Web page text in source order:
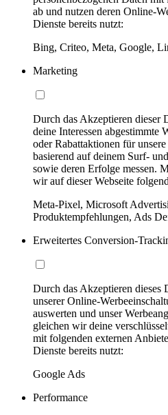
ab und nutzen deren Online-
Dienste bereits nutzt:
Bing, Criteo, Meta, Google,
Marketing
Durch das Akzeptieren dieser
deine Interessen abgestimmte
oder Rabattaktionen für
basierend auf deinem Surf-
sowie deren Erfolge messen.
wir auf dieser Webseite
Meta-Pixel, Microsoft
Produktempfehlungen, Ads
Erweitertes Conversion-
Durch das Akzeptieren
unserer Online-
auswerten und unser
gleichen wir deine
mit folgenden externen
Dienste bereits nutzt:
Google Ads
Performance